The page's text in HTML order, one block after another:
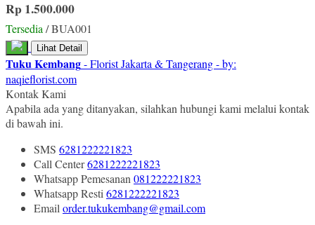
Rp 1.500.000
Tersedia / BUA001
Lihat Detail
Tuku Kembang- Florist Jakarta & Tangerang - by:
naqieflorist.com
Kontak Kami
Apabila ada yang ditanyakan, silahkan hubungi kami melalui kontak
di bawah ini.
SMS 6281222221823
Call Center6281222221823
WhatsappPemesanan 081222221823
WhatsappResti 6281222221823
Email order.tukukembang@gmail.com